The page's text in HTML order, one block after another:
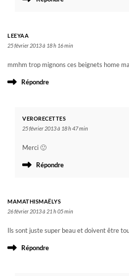
LEEYAA
25 février 2013 à 18 h 16 min
mmhm trop mignons ces beignets home
Répondre
VERORECETTES
25 février 2013 à 18 h 47 min
Merci 🙂
Répondre
MAMATHISMAËLYS
26 février 2013 à 21 h 05 min
Ils sont juste super beau et doivent être
Répondre